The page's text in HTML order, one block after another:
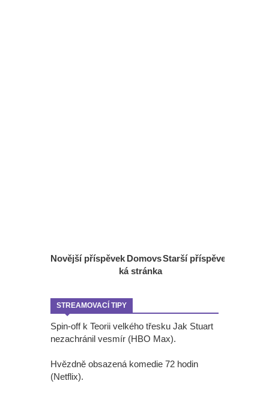
Novější příspěvek Starší příspěvek
Domovs
ká stránka
STREAMOVACÍ TIPY
Spin-off k Teorii velkého třesku Jak Stuart
nezachránil vesmír (HBO Max).
Hvězdně obsazená komedie 72 hodin
(Netflix).